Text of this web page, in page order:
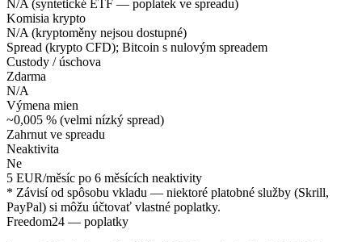
N/A (syntetické ETF — poplatek ve spreadu)
Komisia krypto
N/A (kryptoměny nejsou dostupné)
Spread (krypto CFD); Bitcoin s nulovým spreadem
Custody / úschova
Zdarma
N/A
Výmena mien
~0,005 % (velmi nízký spread)
Zahrnut ve spreadu
Neaktivita
Ne
5 EUR/měsíc po 6 měsících neaktivity
* Závisí od spôsobu vkladu — niektoré platobné služby (Skrill,
PayPal) si môžu účtovať vlastné poplatky.
Freedom24 — poplatky